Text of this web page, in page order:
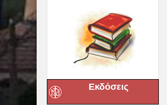
Εκδόσεις